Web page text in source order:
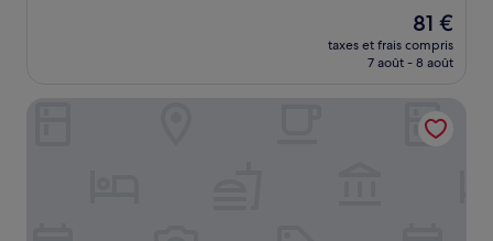
Le
nouveau
prix
de
81 €
81 €
taxes et frais compris
7 août - 8 août